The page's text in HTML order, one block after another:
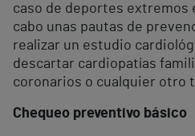
caso de deportes extremos
cabo unas pautas de
realizar un estudio
descartar cardiopatías
coronarios o cualquier otro
Chequeo preventivo básico